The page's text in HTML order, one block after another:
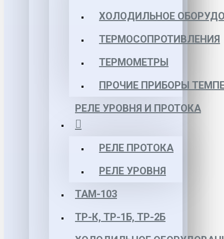
ХОЛОДИЛЬНОЕ
ТЕРМОСОПРОТИВЛЕНИЯ
ТЕРМОМЕТРЫ
ПРОЧИЕ ПРИБОРЫ
РЕЛЕ УРОВНЯ И ПРОТОКА
РЕЛЕ ПРОТОКА
РЕЛЕ УРОВНЯ
ТАМ-103
ТР-К, ТР-1Б, ТР-2Б